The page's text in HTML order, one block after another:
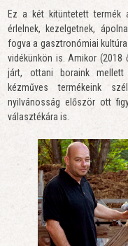
Ez a két kitüntetett
érlelnek, kezelgetnek,
fogva a gasztronómiai
vidékünkön is. Amikor (2018
járt, ottani boraink
kézműves termékeink
nyilvánosság először ott
választékára is.